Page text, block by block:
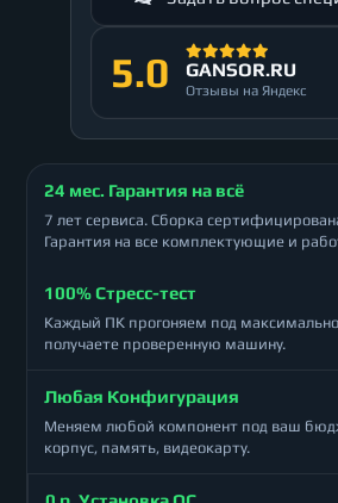
5.0 GANSOR.RU
Отзывы на Яндекс
24 мес. Гарантия на всё
7 лет сервиса. Сборка
Гарантия на все комплектующие и
100% Стресс-тест
Каждый ПК прогоняем под
получаете проверенную машину.
Любая Конфигурация
Меняем любой компонент под ваш
корпус, память, видеокарту.